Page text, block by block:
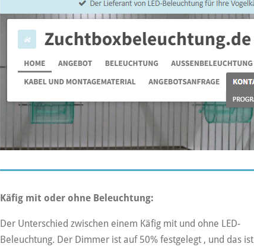
Käfig mit oder ohne Beleuchtung:
Der Unterschied zwischen einem Käfig mit und ohne LED-
Beleuchtung. Der Dimmer ist auf 50% festgelegt , und das ist